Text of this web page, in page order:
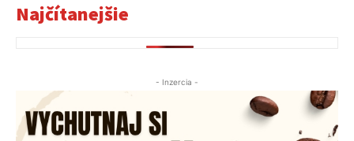
Najčítanejšie
- Inzercia -